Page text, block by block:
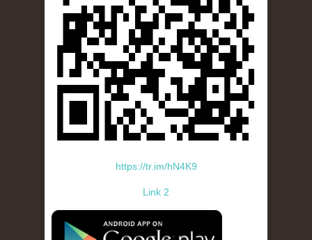
https://tr.im/hN4K9
Link 2
standard-icon-googleplay-app-store.png